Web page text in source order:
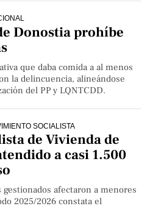
Donostia prohíbe
que daba comida a al menos
la delincuencia, alineándose
del PP y LQNTCDD.
SOCIALISTA
de Vivienda de
a casi 1.500
gestionados afectaron a menores
2025/2026 constata el